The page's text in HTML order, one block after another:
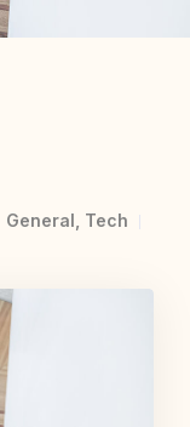
General Tech